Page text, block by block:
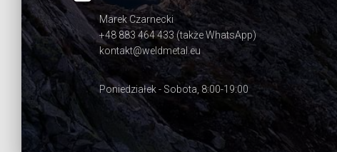
Marek Czarnecki
+48 883 464 433 (także WhatsApp)
kontakt@weldmetal.eu
Poniedziałek - Sobota, 8:00-19:00